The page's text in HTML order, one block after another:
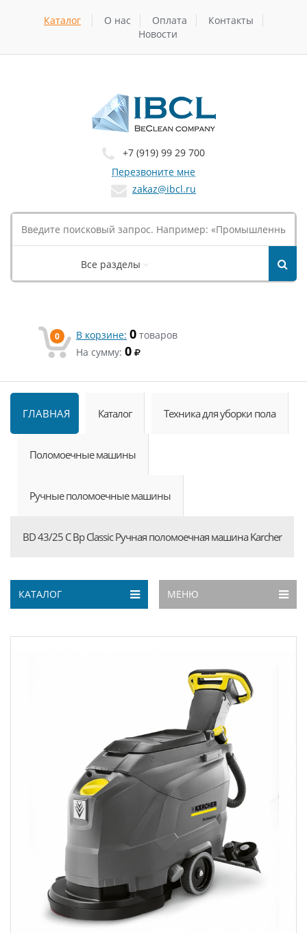
Каталог О нас Оплата
Контакты
Новости
+7 (919) 99 29 700
Перезвоните мне
zakaz@ibcl.ru
Все разделы
0 В корзине: 0 товаров
На сумму: 0
ГЛАВНАЯ Каталог Техника для уборки пола
Поломоечные машины
Ручные поломоечные машины
BD 43/25 C Bp Classic Ручная поломоечная машина Karcher
КАТАЛОГ МЕНЮ